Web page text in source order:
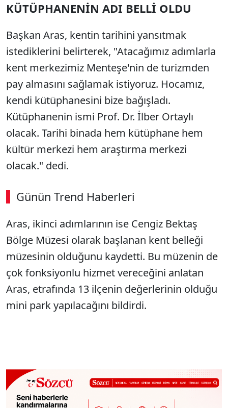
KÜTÜPHANENİN ADI BELLİ OLDU
Başkan Aras, kentin tarihini yansıtmak
istediklerini belirterek, "Atacağımız adımlarla
kent merkezimiz Menteşe'nin de turizmden
pay almasını sağlamak istiyoruz. Hocamız,
kendi kütüphanesini bize bağışladı.
Kütüphanenin ismi Prof. Dr. İlber Ortaylı
olacak. Tarihi binada hem kütüphane hem
kültür merkezi hem araştırma merkezi
olacak." dedi.
Günün Trend Haberleri
Aras, ikinci adımlarının ise Cengiz Bektaş
Bölge Müzesi olarak başlanan kent belleği
müzesinin olduğunu kaydetti. Bu müzenin de
çok fonksiyonlu hizmet vereceğini anlatan
Aras, etrafında 13 ilçenin değerlerinin olduğu
mini park yapılacağını bildirdi.